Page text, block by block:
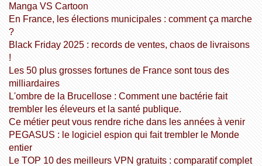
Manga VS Cartoon
En France, les élections municipales : comment ça marche
?
Black Friday 2025 : records de ventes, chaos de livraisons
!
Les 50 plus grosses fortunes de France sont tous des
milliardaires
L'ombre de la Brucellose : Comment une bactérie fait
trembler les éleveurs et la santé publique.
Ce métier peut vous rendre riche dans les années à venir
PEGASUS : le logiciel espion qui fait trembler le Monde
entier
Le TOP 10 des meilleurs VPN gratuits : comparatif complet